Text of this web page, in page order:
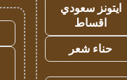
ايتونز سعودي
اقساط
حناء شعر